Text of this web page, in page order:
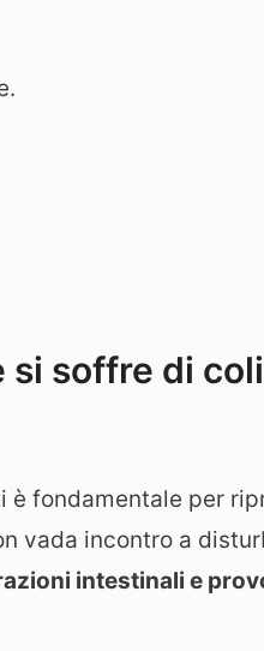
si soffre di
è fondamentale per
vada incontro a
intestinali e